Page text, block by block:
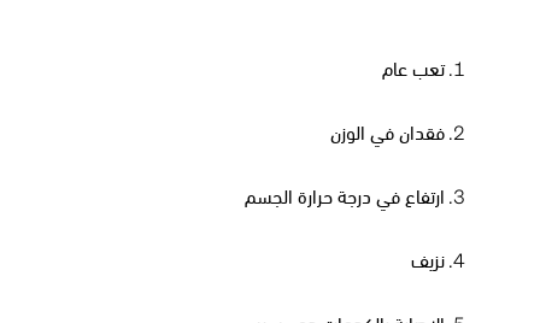
تعب عام
فقدان في الوزن
ارتفاع في درجة حرارة الجسم
نزيف